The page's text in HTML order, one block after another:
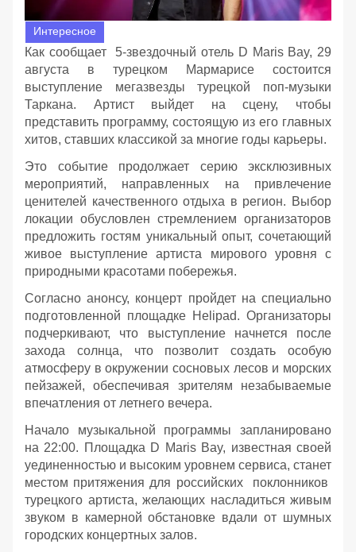
Интересное
Как сообщает 5-звездочный отель D Maris Bay, 29
августа в турецком Мармарисе состоится
выступление мегазвезды турецкой поп-музыки
Таркана. Артист выйдет на сцену, чтобы
представить программу, состоящую из его главных
хитов, ставших классикой за многие годы карьеры.
Это событие продолжает серию эксклюзивных
мероприятий, направленных на привлечение
ценителей качественного отдыха в регион. Выбор
локации обусловлен стремлением организаторов
предложить гостям уникальный опыт, сочетающий
живое выступление артиста мирового уровня с
природными красотами побережья.
Согласно анонсу, концерт пройдет на специально
подготовленной площадке Helipad. Организаторы
подчеркивают, что выступление начнется после
захода солнца, что позволит создать особую
атмосферу в окружении сосновых лесов и морских
пейзажей, обеспечивая зрителям незабываемые
впечатления от летнего вечера.
Начало музыкальной программы запланировано
на 22:00. Площадка D Maris Bay, известная своей
уединенностью и высоким уровнем сервиса, станет
местом притяжения для российских поклонников
турецкого артиста, желающих насладиться живым
звуком в камерной обстановке вдали от шумных
городских концертных залов.